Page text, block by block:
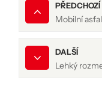
PŘEDCHOZÍ
Mobilní
DALŠÍ
Lehký